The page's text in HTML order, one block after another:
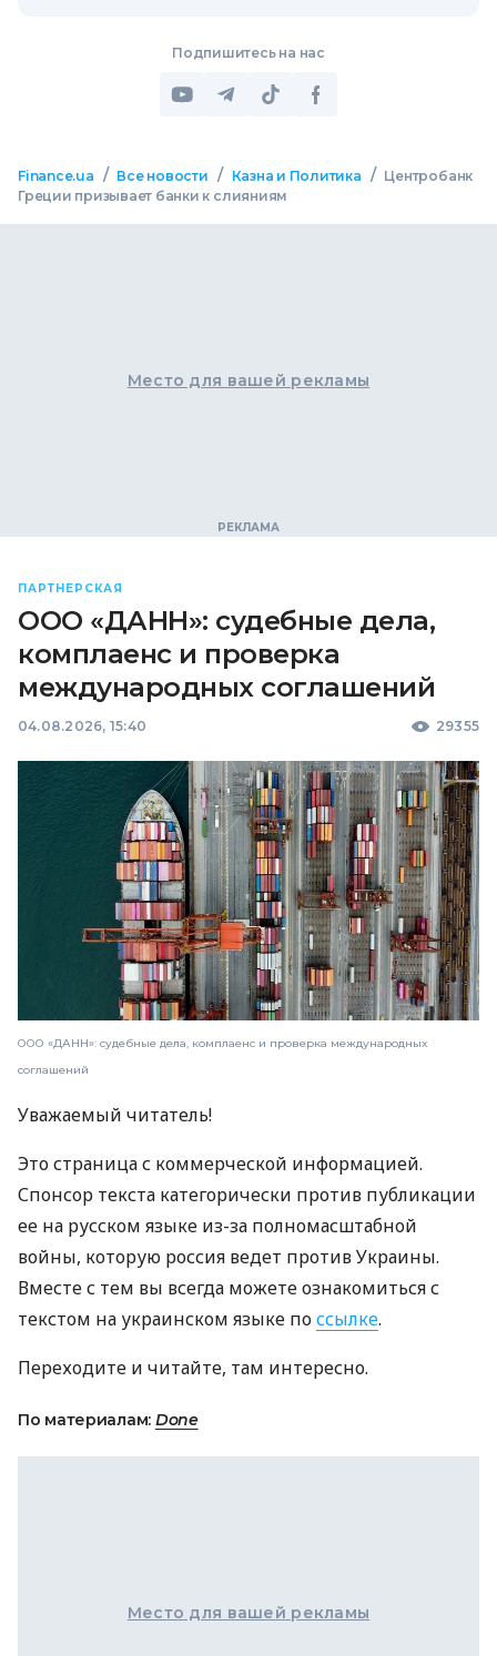
Подпишитесь на нас
Finance.ua / Все новости / Казна и Политика / Центробанк
Греции призывает банки к слияниям
Место для вашей рекламы
ПАРТНЕРСКАЯ
ООО «ДАНН»: судебные дела,
комплаенс и проверка
международных соглашений
04.08.2026, 15:40 29355
ООО «ДАНН»: судебные дела, комплаенс и проверка международных
соглашений
Уважаемый читатель!
Это страница с коммерческой информацией.
Спонсор текста категорически против публикации
ее на русском языке из-за полномасштабной
войны, которую россия ведет против Украины.
Вместе с тем вы всегда можете ознакомиться с
текстом на украинском языке поссылке.
Переходите и читайте, там интересно.
По материалам: Done
Место для вашей рекламы